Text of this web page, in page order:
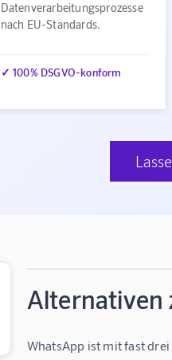
Datenverarbeitungsprozesse
nach EU-Standards.
✓ 100% DSGVO-konform
Alternativen
WhatsApp ist mit fast